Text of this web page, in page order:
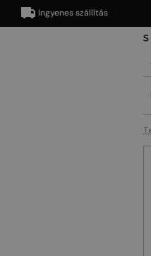
Ingyenes szállítás